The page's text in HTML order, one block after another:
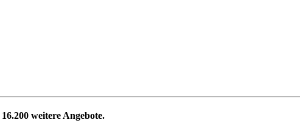
16.200 weitere Angebote.